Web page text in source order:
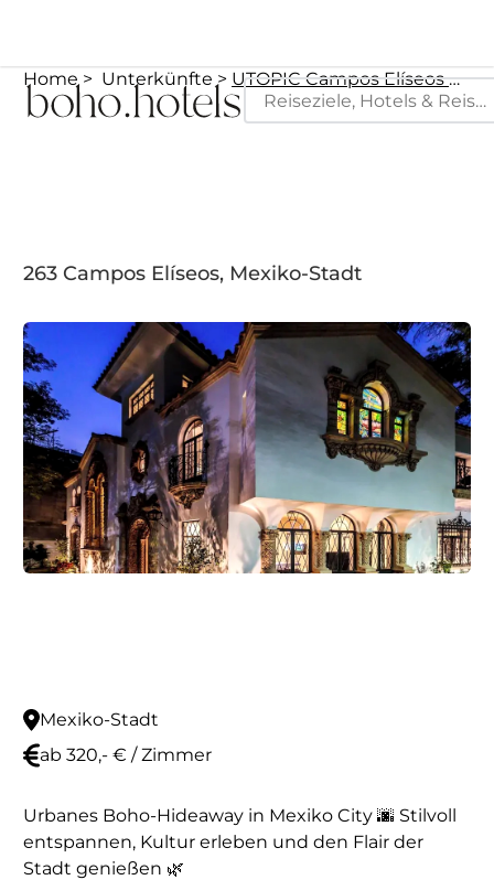
Home Unterkünfte UTOPIC Campos Elíseos by ULIV
263 Campos Elíseos, Mexiko-Stadt
Mexiko-Stadt
ab 320,- € / Zimmer
Urbanes Boho-Hideaway in Mexiko City 🌆 Stilvoll
entspannen, Kultur erleben und den Flair der
Stadt genießen 🌿